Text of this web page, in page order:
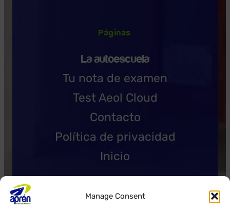
Manage Consent
Páginas
La autoescuela
Tu nota de examen
Test Aeol Cloud
Contacto
Política de privacidad
Inicio